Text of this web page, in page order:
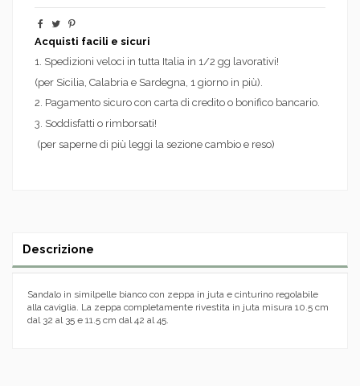
Acquisti facili e sicuri
1. Spedizioni veloci in tutta Italia in 1/2 gg lavorativi!
(per Sicilia, Calabria e Sardegna, 1 giorno in più).
2. Pagamento sicuro con carta di credito o bonifico bancario.
3. Soddisfatti o rimborsati!
(per saperne di più leggi la sezione cambio e reso)
Descrizione
Sandalo in similpelle bianco con zeppa in juta e cinturino regolabile
alla caviglia. La zeppa completamente rivestita in juta misura 10.5 cm
dal 32 al 35 e 11.5 cm dal 42 al 45.